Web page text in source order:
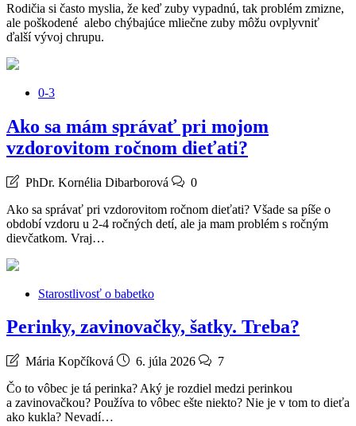
Rodičia si často myslia, že keď zuby vypadnú, tak problém zmizne,
ale poškodené alebo chýbajúce mliečne zuby môžu ovplyvniť
ďalší vývoj chrupu.
0-3
Ako sa mám správať pri mojom
vzdorovitom ročnom dieťati?
PhDr. Kornélia Dibarborová
0
Ako sa správať pri vzdorovitom ročnom dieťati? Všade sa píše o
období vzdoru u 2-4 ročných detí, ale ja mam problém s ročným
dievčatkom. Vraj…
Starostlivosť o babetko
Perinky, zavinovačky, šatky. Treba?
Mária Kopčíková 6. júla 2026
7
Čo to vôbec je tá perinka? Aký je rozdiel medzi perinkou
a zavinovačkou? Používa to vôbec ešte niekto? Nie je v tom to dieťa
ako kukla? Nevadí…